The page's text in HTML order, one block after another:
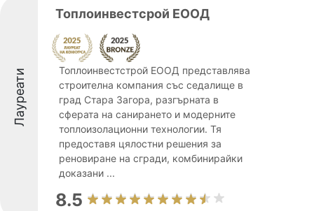
Лауреати
Топлоинвестсрой ЕООД
Топлоинвестстрой ЕООД представлява
строителна компания със седалище в
град Стара Загора, разгърната в
сферата на санирането и модерните
топлоизолационни технологии. Тя
предоставя цялостни решения за
реновиране на сгради, комбинирайки
доказани ...
8.5